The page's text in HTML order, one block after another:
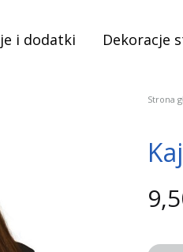
i dodatki Dekoracje
Strona